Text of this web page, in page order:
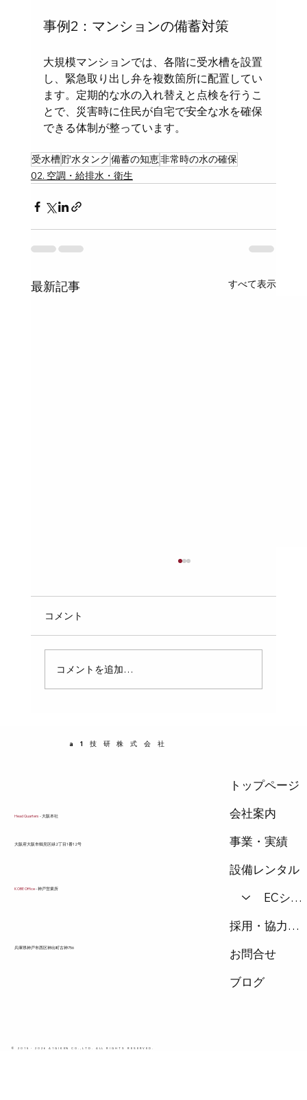
事例2：マンションの備蓄対策
大規模マンションでは、各階に受水槽を設置
し、緊急取り出し弁を複数箇所に配置してい
ます。定期的な水の入れ替えと点検を行うこ
とで、災害時に住民が自宅で安全な水を確保
できる体制が整っています。
受水槽貯水タンク 備蓄の知恵非常時の水の確保
02. 空調・給排水・衛生
最新記事 すべて表示
受水槽の定期点検が近づくと、管理会社の担当
者は水道法違反のリスクを意識します。特に
1010㎥を超える簡易専用水道を管理している場
合、年1回の点検で不適合を指摘されると、対
い交換部品と、その交換のメリットについて具
コメント
コメントを追加…
a1技研株式会社
Head Quarters- 大阪本社
​大阪府大阪市鶴見区緑2丁目1番12号
KOBE Office- 神戸営業所
兵庫県神戸市西区神出町古神756
© 2015 - 2026 A1GIKEN CO.,LTD. ALL RIGHTS RESERVED.
トップページ
会社案内
事業・実績
設備レンタル
ECショップ
採用・協力会社
お問合せ
ブログ